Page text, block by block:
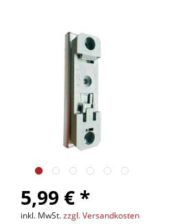
5,99 € *
inkl. MwSt.zzgl. Versandkosten